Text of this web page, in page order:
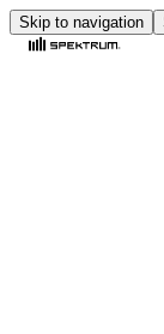
Skip to navigation